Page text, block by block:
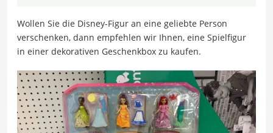
Wollen Sie die Disney-Figur an eine geliebte Person
verschenken, dann empfehlen wir Ihnen, eine Spielfigur
in einer dekorativen Geschenkbox zu kaufen.